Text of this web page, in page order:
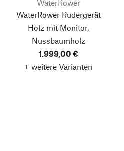
WaterRower
WaterRower Rudergerät
Holz mit Monitor,
Nussbaumholz
1.999,00 €
+ weitere Varianten